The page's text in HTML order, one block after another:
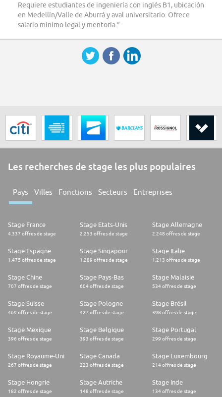
Requiere estudiantes de ingeniería con inglés B1, ubicación
en Medellín/Valle de Aburrá y aval universitario. Ofrece
salario mínimo legal y mentoría.”
Les recherches de stage les plus populaires
Pays Villes Fonctions Secteurs Entreprises
Stage France
4.337 offres de stage
Stage Etats-Unis
2.253 offres de stage
Stage Allemagne
2.248 offres de stage
Stage Espagne
1.475 offres de stage
Stage Singapour
1.289 offres de stage
Stage Italie
1.213 offres de stage
Stage Chine
707 offres de stage
Stage Pays-Bas
604 offres de stage
Stage Malaisie
534 offres de stage
Stage Suisse
469 offres de stage
Stage Pologne
427 offres de stage
Stage Brésil
398 offres de stage
Stage Mexique
396 offres de stage
Stage Belgique
393 offres de stage
Stage Portugal
299 offres de stage
Stage Royaume-Uni
267 offres de stage
Stage Canada
223 offres de stage
Stage Luxembourg
214 offres de stage
Stage Hongrie
182 offres de stage
Stage Autriche
148 offres de stage
Stage Inde
134 offres de stage